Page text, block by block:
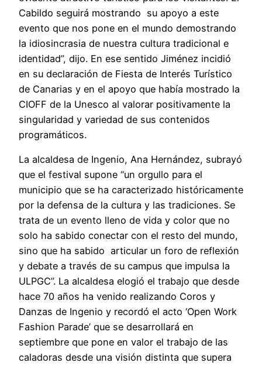
Cabildo seguirá mostrando su apoyo a este
evento que nos pone en el mundo demostrando
la idiosincrasia de nuestra cultura tradicional e
identidad”, dijo. En ese sentido Jiménez incidió
en su declaración de Fiesta de Interés Turístico
de Canarias y en el apoyo que había mostrado la
CIOFF de la Unesco al valorar positivamente la
singularidad y variedad de sus contenidos
programáticos.
La alcaldesa de Ingenio, Ana Hernández, subrayó
que el festival supone “un orgullo para el
municipio que se ha caracterizado históricamente
por la defensa de la cultura y las tradiciones. Se
trata de un evento lleno de vida y color que no
solo ha sabido conectar con el resto del mundo,
sino que ha sabido articular un foro de reflexión
y debate a través de su campus que impulsa la
ULPGC”. La alcaldesa elogió el trabajo que desde
hace 70 años ha venido realizando Coros y
Danzas de Ingenio y recordó el acto ‘Open Work
Fashion Parade’ que se desarrollará en
septiembre que pone en valor el trabajo de las
caladoras desde una visión distinta que supera